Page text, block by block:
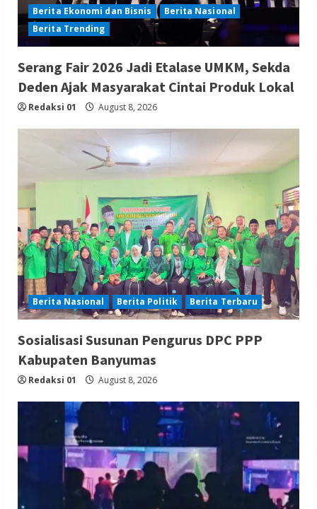
Berita Ekonomi dan Bisnis
Berita Nasional
Berita Trending
Serang Fair 2026 Jadi Etalase UMKM, Sekda
Deden Ajak Masyarakat Cintai Produk Lokal
Redaksi 01 August 8, 2026
Berita Nasional Berita Politik Berita Terbaru
Sosialisasi Susunan Pengurus DPC PPP
Kabupaten Banyumas
Redaksi 01 August 8, 2026